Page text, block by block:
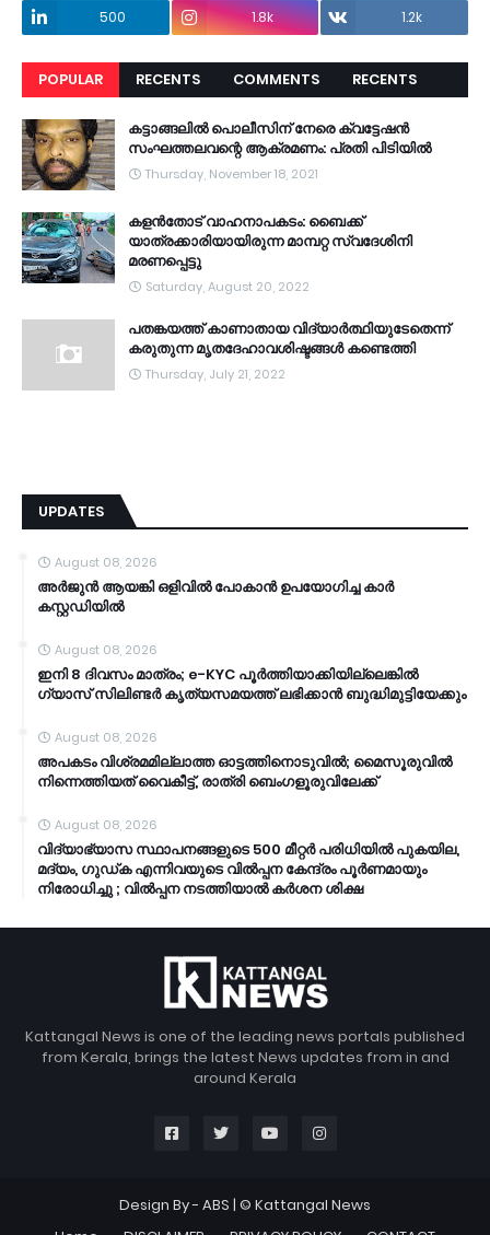
500
1.8k 1.2k
POPULAR RECENTS COMMENTS RECENTS
കട്ടാങ്ങലിൽ പൊലീസിന് നേരെ ക്വട്ടേഷൻ
സംഘത്തലവന്റെ ആക്രമണം: പ്രതി പിടിയിൽ
Thursday, November 18, 2021
കളൻതോട് വാഹനാപകടം: ബൈക്ക്
യാത്രക്കാരിയായിരുന്ന മാമ്പറ്റ സ്വദേശിനി
മരണപ്പെട്ടു
Saturday, August 20, 2022
പതങ്കയത്ത് കാണാതായ വിദ്യാർത്ഥിയുടേതെന്ന്
കരുതുന്ന മൃതദേഹാവശിഷ്ടങ്ങൾ കണ്ടെത്തി
Thursday, July 21, 2022
UPDATES
August 08, 2026
അർജുൻ ആയങ്കി ഒളിവിൽ പോകാൻ ഉപയോഗിച്ച കാർ
കസ്റ്റഡിയിൽ
August 08, 2026
ഇനി 8 ദിവസം മാത്രം; e-KYC പൂര്‍ത്തിയാക്കിയില്ലെങ്കില്‍
ഗ്യാസ് സിലിണ്ടര്‍ കൃത്യസമയത്ത് ലഭിക്കാന്‍ ബുദ്ധിമുട്ടിയേക്കും
August 08, 2026
അപകടം വിശ്രമമില്ലാത്ത ഓട്ടത്തിനൊടുവിൽ; മൈസൂരുവിൽ
നിന്നെത്തിയത് വൈകീട്ട്, രാത്രി ബെംഗളൂരുവിലേക്ക്
August 08, 2026
വിദ്യാഭ്യാസ സ്ഥാപനങ്ങളുടെ 500 മീറ്റർ പരിധിയിൽ പുകയില,
മദ്യം, ഗുഡ്ക എന്നിവയുടെ വിൽപ്പന കേന്ദ്രം പൂർണമായും
നിരോധിച്ചു ; വിൽപ്പന നടത്തിയാൽ കർശന ശിക്ഷ
Kattangal News is one of the leading news portals published
from Kerala, brings the latest News updates from in and
around Kerala
Design By - ABS | © Kattangal News